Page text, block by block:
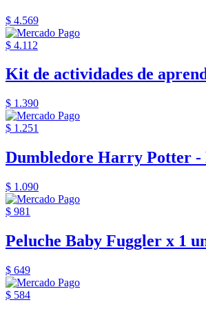
$ 4.569
$ 4.112
Kit de actividades de
$ 1.390
$ 1.251
Dumbledore Harry Potter -
$ 1.090
$ 981
Peluche Baby Fuggler x 1
$ 649
$ 584